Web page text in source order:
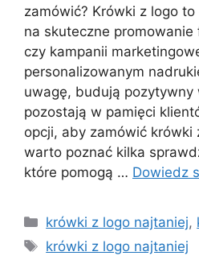
zamówić? Krówki z logo to
na skuteczne promowanie
czy kampanii
personalizowanym
uwagę, budują pozytywny
pozostają w pamięci
opcji, aby zamówić krówki
warto poznać kilka
które pomogą … Dowiedz
Kategorie
krówki z logo najtaniej,
Tagi
krówki z logo najtaniej